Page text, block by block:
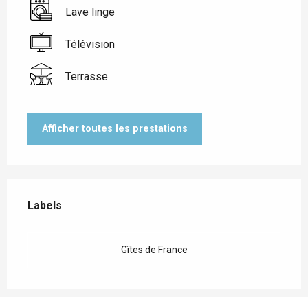
Lave linge
Télévision
Terrasse
Afficher toutes les prestations
Labels
Labels
Gîtes de France